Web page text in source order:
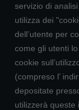
servizio di
utilizza dei
dell’utente per
come gli utenti
cookie
(compreso l’
depositate
utilizzerà queste